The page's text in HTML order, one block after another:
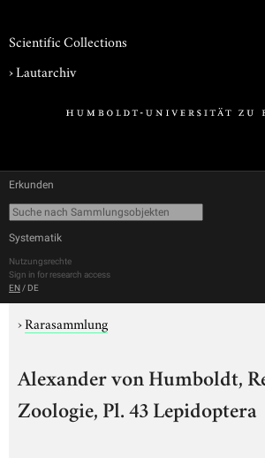
Scientific Collections
›Lautarchiv
Erkunden
Systematik
Nutzungsrechte
Sign in for research access
EN / DE
›Rarasammlung
Alexander von Humboldt,
Zoologie, Pl. 43 Lepidoptera